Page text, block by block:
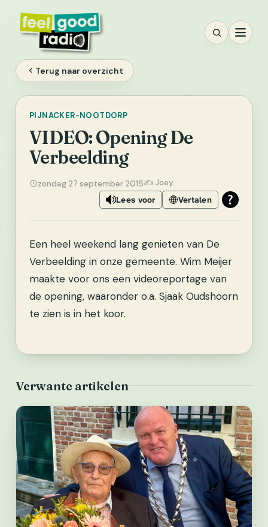
inhoud
Terug naar overzicht
PIJNACKER-NOOTDORP
VIDEO: Opening De
Verbeelding
zondag 27 september 2015✍️ Joey
Lees voor Vertalen
Een heel weekend lang genieten van De
Verbeelding in onze gemeente. Wim Meijer
maakte voor ons een videoreportage van
de opening, waaronder o.a. Sjaak Oudshoorn
te zien is in het koor.
Verwante artikelen